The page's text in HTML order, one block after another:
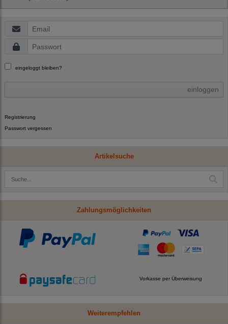
eingeloggt bleiben?
einloggen
Registrierung
Passwort vergessen
Artikelsuche
Zahlungsmöglichkeiten
Vorkasse per Überweisung
Weiterempfehlen